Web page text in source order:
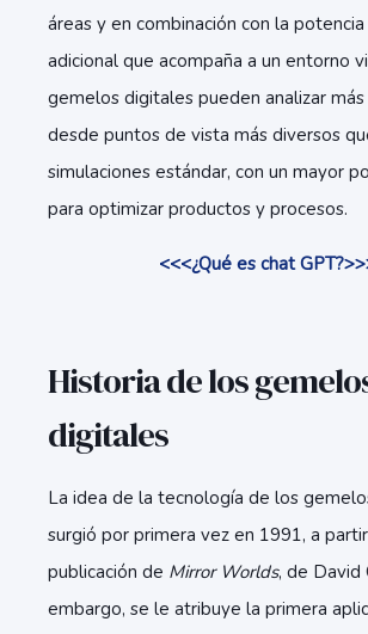
áreas y en combinación con la
adicional que acompaña a un entorno
gemelos digitales pueden analizar
desde puntos de vista más diversos
simulaciones estándar, con un mayor
para optimizar productos y procesos.
<<<¿Qué es chat
Historia de los
digitales
La idea de la tecnología de los
surgió por primera vez en 1991, a
publicación de Mirror Worlds, de David
embargo, se le atribuye la primera